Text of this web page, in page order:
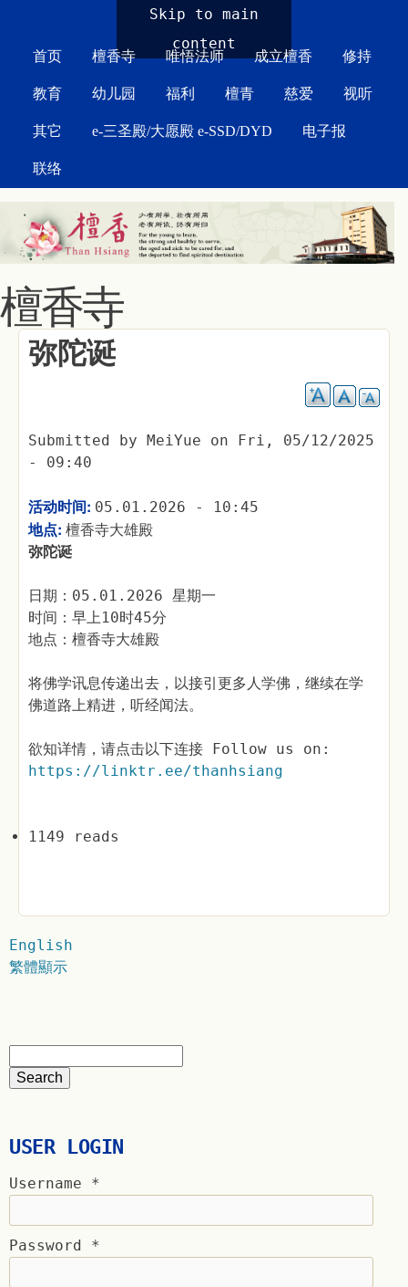
Skip to main
content
首页 檀香寺 唯悟法师 成立檀香 修持
教育 幼儿园 福利 檀青 慈爱 视听
其它 e-三圣殿/大愿殿 e-SSD/DYD 电子报
联络
檀香寺
弥陀诞
Submitted by MeiYue on Fri, 05/12/2025
- 09:40
活动时间: 05.01.2026 - 10:45
地点: 檀香寺大雄殿
弥陀诞
日期：05.01.2026 星期一
时间：早上10时45分
地点：檀香寺大雄殿
将佛学讯息传递出去，以接引更多人学佛，继续在学
佛道路上精进，听经闻法。
欲知详情，请点击以下连接 Follow us on:
https://linktr.ee/thanhsiang
1149 reads
English
繁體顯示
USER LOGIN
Username *
Password *